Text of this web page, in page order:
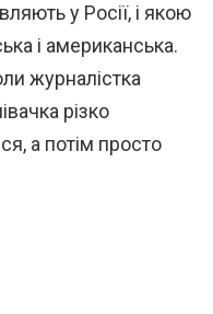
у Росії, і якою
і американська.
журналістка
різко
а потім просто